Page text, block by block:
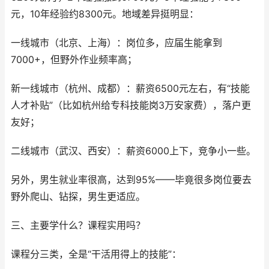
元，10年经验约8300元。地域差异挺明显：
一线城市（北京、上海）：岗位多，应届生能拿到
7000+，但野外作业频率高；
新一线城市（杭州、成都）：薪资6500元左右，有“技能
人才补贴”（比如杭州给专科技能岗3万安家费），落户更
友好；
二线城市（武汉、西安）：薪资6000上下，竞争小一些。
另外，男生就业率很高，达到95%——毕竟很多岗位要去
野外爬山、钻探，男生更适应。
三、主要学什么？课程实用吗？
课程分三类，全是“干活用得上的技能”：